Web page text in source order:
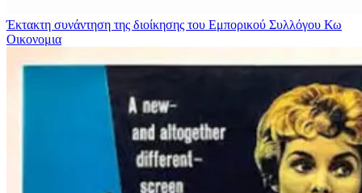
Έκτακτη συνάντηση της διοίκησης του Εμπορικού Συλλόγου Κω
Οικονομια